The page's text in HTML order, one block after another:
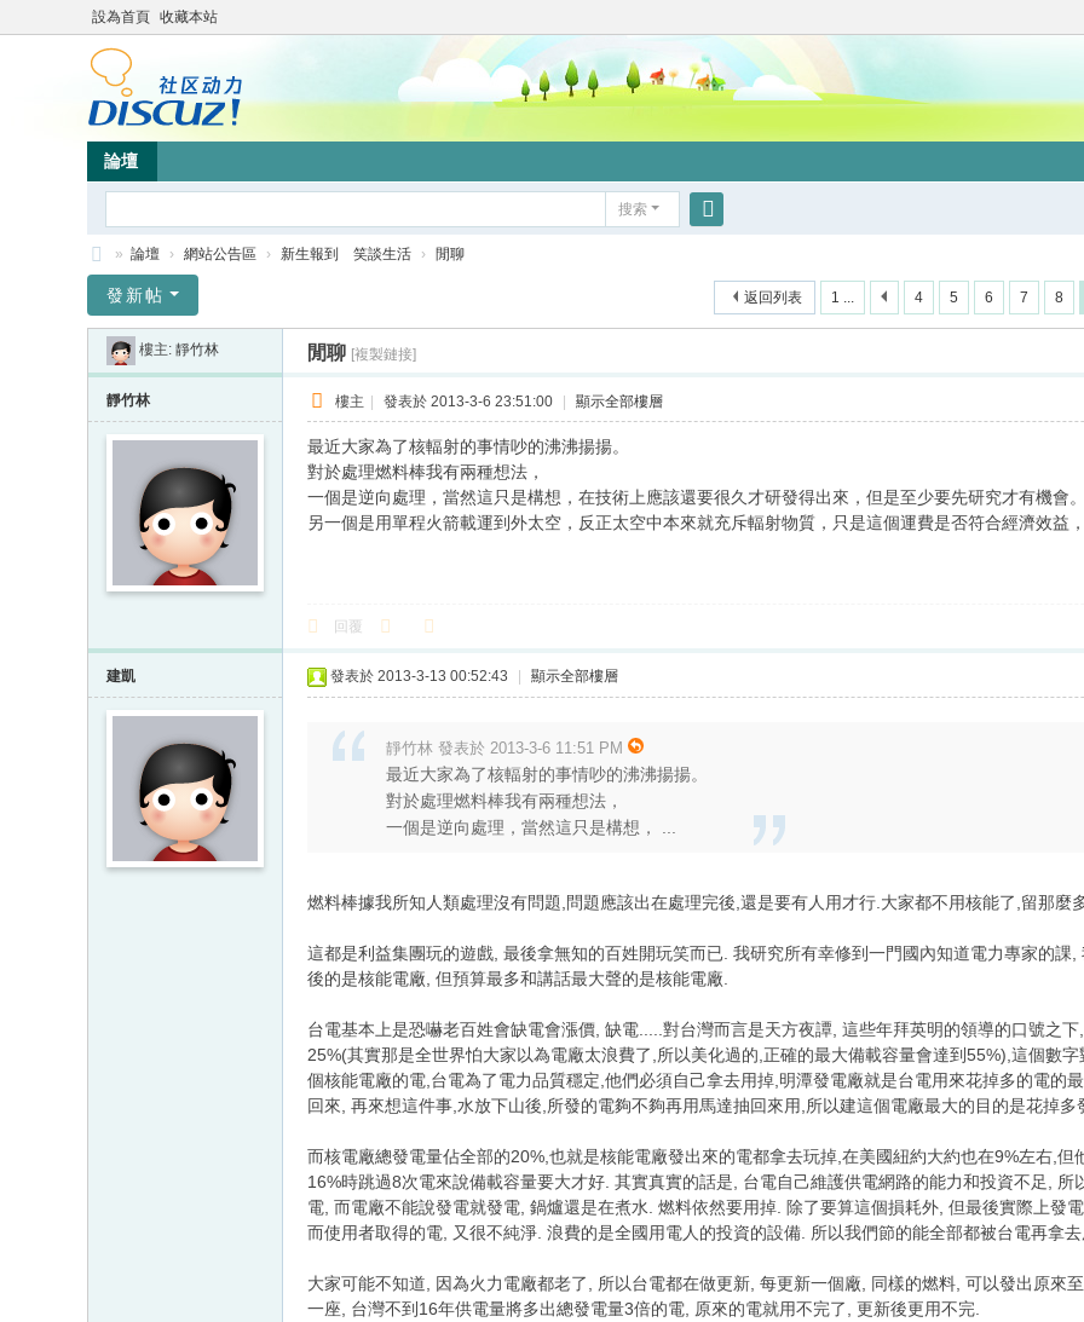
設為首頁 收藏本站
論壇
搜索
竹
» 論壇 › 網站公告區 › 新生報到 笑談生活 › 閒聊
1 ... 4 5 6 7 8
返回列表
發新帖
樓主: 靜竹林 閒聊 [複製鏈接]
靜竹林 樓主 | 發表於 2013-3-6 23:51:00 | 顯示全部樓層
最近大家為了核輻射的事情吵的沸沸揚揚。
對於處理燃料棒我有兩種想法，
一個是逆向處理，當然這只是構想，在技術上應該還要很久才研發得出來，但是至少要先研究才有機會
另一個是用單程火箭載運到外太空，反正太空中本來就充斥輻射物質，只是這個運費是否符合經濟效益
回覆
建凱 發表於 2013-3-13 00:52:43 顯示全部樓層
靜竹林 發表於 2013-3-6 11:51 PM
最近大家為了核輻射的事情吵的沸沸揚揚。
對於處理燃料棒我有兩種想法，
一個是逆向處理，當然這只是構想， ...
燃料棒據我所知人類處理沒有問題,問題應該出在處理完後,還是要有人用才行.大家都不用核能了,留那麼
這都是利益集團玩的遊戲, 最後拿無知的百姓開玩笑而已. 我研究所有幸修到一門國內知道電力專家的
後的是核能電廠, 但預算最多和講話最大聲的是核能電廠.
台電基本上是恐嚇老百姓會缺電會漲價, 缺電.....對台灣而言是天方夜譚, 這些年拜英明的領導的口號之
25%(其實那是全世界怕大家以為電廠太浪費了,所以美化過的,正確的最大備載容量會達到55%),這個數
個核能電廠的電,台電為了電力品質穩定,他們必須自己拿去用掉,明潭發電廠就是台電用來花掉多的電的
回來, 再來想這件事,水放下山後,所發的電夠不夠再用馬達抽回來用,所以建這個電廠最大的目的是花掉多
而核電廠總發電量佔全部的20%,也就是核能電廠發出來的電都拿去玩掉,在美國紐約大約也在9%左右,
16%時跳過8次電來說備載容量要大才好. 其實真實的話是, 台電自己維護供電網路的能力和投資不足,
電, 而電廠不能說發電就發電, 鍋爐還是在煮水. 燃料依然要用掉. 除了要算這個損耗外, 但最後實際上發
而使用者取得的電, 又很不純淨. 浪費的是全國用電人的投資的設備. 所以我們節的能全部都被台電再拿
大家可能不知道, 因為火力電廠都老了, 所以台電都在做更新, 每更新一個廠, 同樣的燃料, 可以發出原來
一座, 台灣不到16年供電量將多出總發電量3倍的電, 原來的電就用不完了, 更新後更用不完.